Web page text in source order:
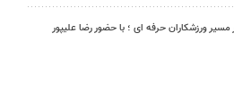
ورزشکاران حرفه ای ؛ با حضور رضا علیپور